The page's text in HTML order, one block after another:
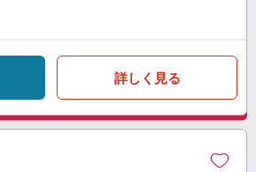
詳しく見る